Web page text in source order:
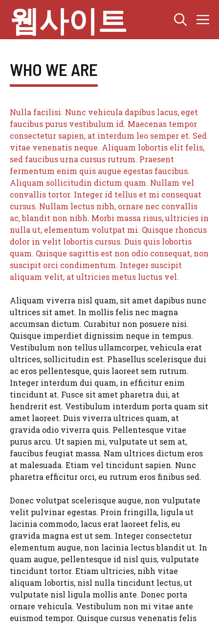
content
웹사이트
WHO WE ARE
Nulla facilisi. Nunc vehicula dapibus lacus, eget
faucibus purus vestibulum id. Maecenas tempor
consectetur sapien, at interdum leo semper et. Sed
vitae venenatis neque. Aliquam lobortis elit felis,
sed faucibus urna cursus rutrum. Praesent
fermentum enim quis augue egestas faucibus.
Aliquam sollicitudin dictum quam. Nullam vel
convallis tortor. Integer id tellus et mi consequat
cursus. Nullam lectus nibh, ornare nec convallis
ac, blandit non nibh. Morbi massa risus, ultricies in
nulla ut, elementum volutpat mi. Quisque rhoncus
dolor in velit lobortis cursus. Duis quis lobortis
quam. Quisque sagittis est non odio consequat, non
suscipit orci condimentum. Integer suscipit
aliquam velit, at ultricies metus luctus vel.
Aliquam viverra nisl quam, sit amet dapibus nunc
ultrices sit amet. In mollis felis nec magna
accumsan dictum. Curabitur non posuere nisi.
Quisque imperdiet dignissim neque in tempus.
Vestibulum non tellus ullamcorper, vehicula erat
ultrices, sollicitudin est. Phasellus scelerisque dui
ac eros pellentesque, quis laoreet sem rutrum.
Integer interdum dui quam, in efficitur enim
tincidunt at. Fusce sit amet pharetra dui, at
hendrerit est. Vestibulum interdum porta quam sit
amet laoreet. Duis viverra ultrices quam, at
gravida odio viverra quis. Pellentesque vitae
purus arcu. Ut sapien mi, vulputate ut sem at,
faucibus feugiat massa. Nam ultrices dictum eros
at malesuada. Etiam vel tincidunt sapien. Nunc
pharetra efficitur orci, eu rutrum eros finibus sed.
Donec volutpat scelerisque augue, non vulputate
velit pulvinar egestas. Proin fringilla, ligula ut
lacinia commodo, lacus erat laoreet felis, eu
gravida magna est ut sem. Integer consectetur
elementum augue, non lacinia lectus blandit ut. In
quam augue, pellentesque id nisl quis, vulputate
tincidunt tortor. Etiam ultricies, nibh vitae
aliquam lobortis, nisl nulla tincidunt lectus, ut
vulputate nisl ligula mollis ante. Donec porta
ornare vehicula. Vestibulum non mi vitae ante
euismod tempor. Quisque cursus venenatis felis